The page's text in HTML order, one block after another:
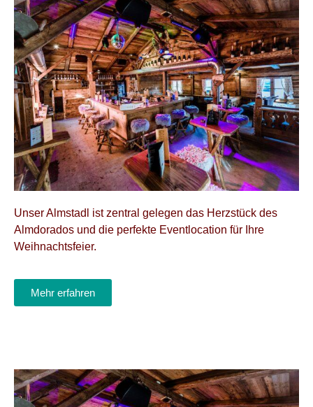
Unser Almstadl ist zentral gelegen das Herzstück des
Almdorados und die perfekte Eventlocation für Ihre
Weihnachtsfeier.
Mehr erfahren